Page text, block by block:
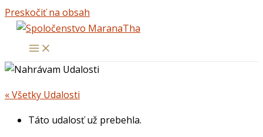
Preskočiť na obsah
« Všetky Udalosti
Táto udalosť už prebehla.